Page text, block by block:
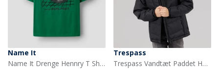
Name It
Name It Drenge Hennry T Shirt Bosphorus
Trespass
Trespass Vandtæt Paddet Hættejakke til Drenge Figo Sort